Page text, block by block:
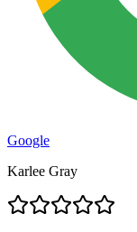
Google
Karlee Gray